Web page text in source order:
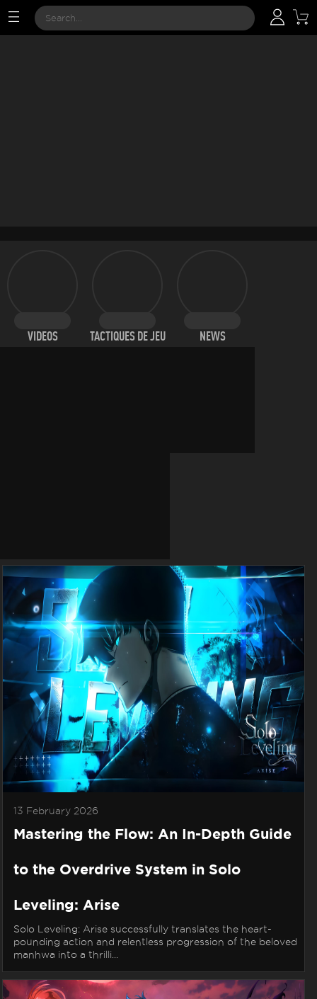
VIDEOS TACTIQUES DE JEU NEWS
13 February 2026
Mastering the Flow: An In-Depth Guide
to the Overdrive System in Solo
Leveling: Arise
Solo Leveling: Arise successfully translates the heart-
pounding action and relentless progression of the beloved
manhwa into a thrilli...